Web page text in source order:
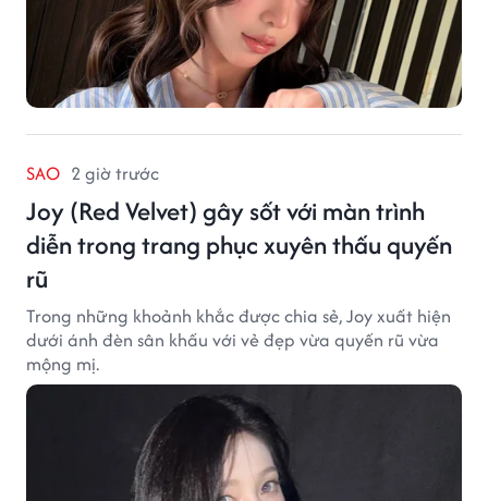
SAO 2 giờ trước
Joy (Red Velvet) gây sốt với màn trình
diễn trong trang phục xuyên thấu quyến
rũ
Trong những khoảnh khắc được chia sẻ, Joy xuất hiện
dưới ánh đèn sân khấu với vẻ đẹp vừa quyến rũ vừa
mộng mị.